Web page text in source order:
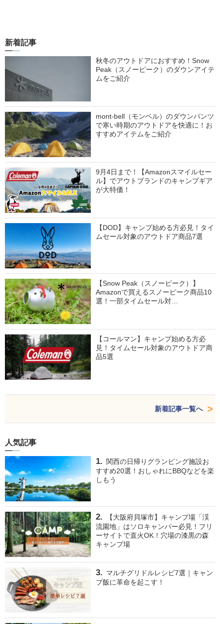
新着記事
秋冬のアウトドアにおすすめ！Snow
Peak（スノーピーク）のダウンアイテ
ムをご紹介
mont-bell（モンベル）のダウンパンツ
で寒い時期のアウトドアを快適に！お
すすめアイテムをご紹介
9月4日まで！【Amazonスマイルセー
ル】でアウトブランドのキャンプギア
が大特価！
【DOD】キャンプ始める方必見！タイ
ムセール対象のアウトドア商品7選
【Snow Peak（スノーピーク）】
Amazonで買えるスノーピーク商品10
選！一部タイムセール対…
【コールマン】キャンプ始める方必
見！タイムセール対象のアウトドア商
品5選
新着記事一覧へ
人気記事
関西の日帰りグランピング施設お
すすめ20選！おしゃれにBBQなどを楽
しもう
【大阪府貝塚市】キャンプ場「渓
流園地」はソロキャンパー必見！フリ
ーサイトで直火OK！穴場の漆黒の森
キャンプ場
マルチグリドルレシピ7選｜キャン
プ飯に革命を起こす！